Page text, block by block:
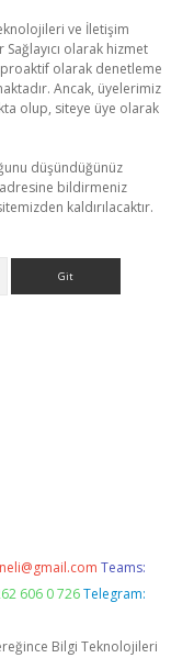
ve İletişim
olarak hizmet
olarak denetleme
Ancak, üyelerimiz
olup, siteye üye olarak
düşündüğünüz
adresine bildirmeniz
kaldırılacaktır.
Teams:
606 0 726 Telegram:
Bilgi Teknolojileri